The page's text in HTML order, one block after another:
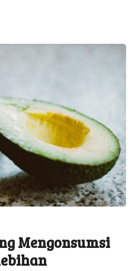
Mengonsumsi